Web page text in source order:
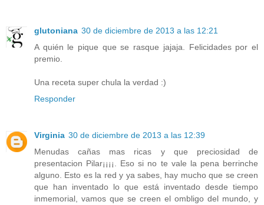
glutoniana 30 de diciembre de 2013 a las 12:21
A quién le pique que se rasque jajaja. Felicidades por el
premio.
Una receta super chula la verdad :)
Responder
Virginia 30 de diciembre de 2013 a las 12:39
Menudas cañas mas ricas y que preciosidad de
presentacion Pilar¡¡¡¡. Eso si no te vale la pena berrinche
alguno. Esto es la red y ya sabes, hay mucho que se creen
que han inventado lo que está inventado desde tiempo
inmemorial, vamos que se creen el ombligo del mundo, y